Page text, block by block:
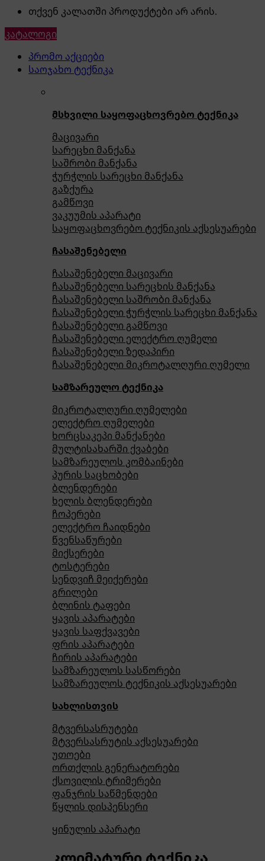
თქვენ კალათში პროდუქტები არ არის.
კატალოგი
პრომო აქციები
საოჯახო ტექნიკა
მსხვილი საყოფაცხოვრებო ტექნიკა
მაცივარი
სარეცხი მანქანა
საშრობი მანქანა
ჭურჭლის სარეცხი მანქანა
გაზქურა
გამწოვი
ვაკუუმის აპარატი
საყოფაცხოვრებო ტექნიკის აქსესუარები
ჩასაშენებელი
ჩასაშენებელი მაცივარი
ჩასაშენებელი სარეცხის მანქანა
ჩასაშენებელი საშრობი მანქანა
ჩასაშენებელი ჭურჭლის სარეცხი მანქანა
ჩასაშენებელი გამწოვი
ჩასაშენებელი ელექტრო ღუმელი
ჩასაშენებელი ზედაპირი
ჩასაშენებელი მიკროტალღური ღუმელი
სამზარეულო ტექნიკა
მიკროტალღური ღუმელები
ელექტრო ღუმელები
ხორცსაკეპი მანქანები
მულტისახარში ქვაბები
სამზარეულოს კომბაინები
პურის საცხობები
ბლენდერები
ხელის ბლენდერები
ჩოპერები
ელექტრო ჩაიდნები
წვენსაწურები
მიქსერები
ტოსტერები
სენდვიჩ მეიქერები
გრილები
ბლინის ტაფები
ყავის აპარატები
ყავის საფქვავები
ფრის აპარატები
ჩირის აპარატები
სამზარეულოს სასწორები
სამზარეულოს ტექნიკის აქსესუარები
სახლისთვის
მტვერსასრუტები
მტვერსასრუტის აქსესუარები
უთოები
ორთქლის გენერატორები
ქსოვილის ტრიმერები
ფანჯრის საწმენდები
წყლის დისპენსერი
ყინულის აპარატი